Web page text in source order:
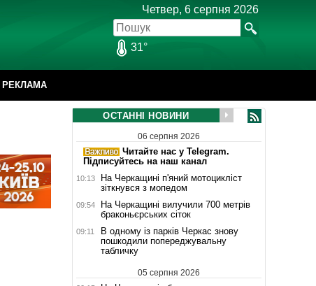
Четвер, 6 серпня 2026
31°
РЕКЛАМА
ОСТАННІ НОВИНИ
06 серпня 2026
Читайте нас у Telegram.
Підписуйтесь на наш канал
10:13
На Черкащині п'яний мотоцикліст
зіткнувся з мопедом
09:54
На Черкащині вилучили 700 метрів
браконьєрських сіток
09:11
В одному із парків Черкас знову
пошкодили попереджувальну
табличку
05 серпня 2026